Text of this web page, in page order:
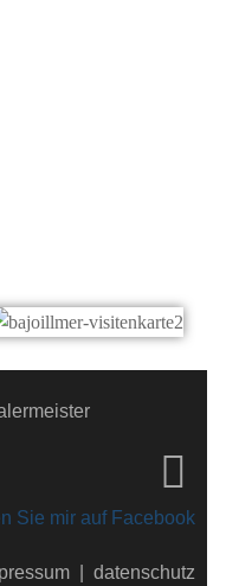
Sie mir auf Facebook
datenschutz